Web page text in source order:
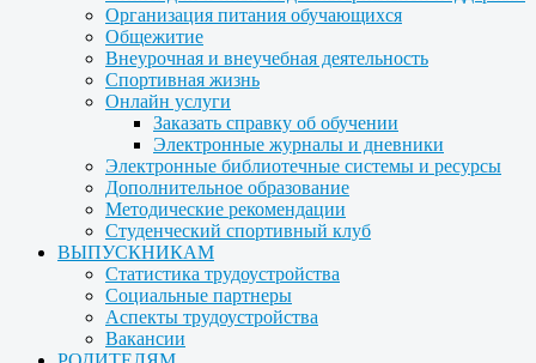
Организация питания обучающихся
Общежитие
Внеурочная и внеучебная деятельность
Спортивная жизнь
Онлайн услуги
Заказать справку об обучении
Электронные журналы и дневники
Электронные библиотечные системы и ресурсы
Дополнительное образование
Методические рекомендации
Студенческий спортивный клуб
ВЫПУСКНИКАМ
Статистика трудоустройства
Социальные партнеры
Аспекты трудоустройства
Вакансии